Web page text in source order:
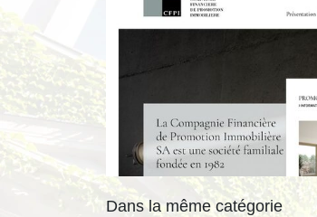
Dans la même catégorie